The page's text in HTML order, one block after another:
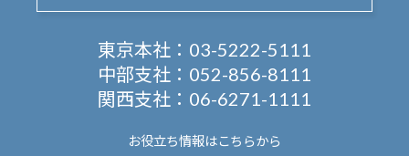
東京本社： 03-5222-5111
中部支社： 052-856-8111
関西支社： 06-6271-1111
お役立ち情報はこちらから